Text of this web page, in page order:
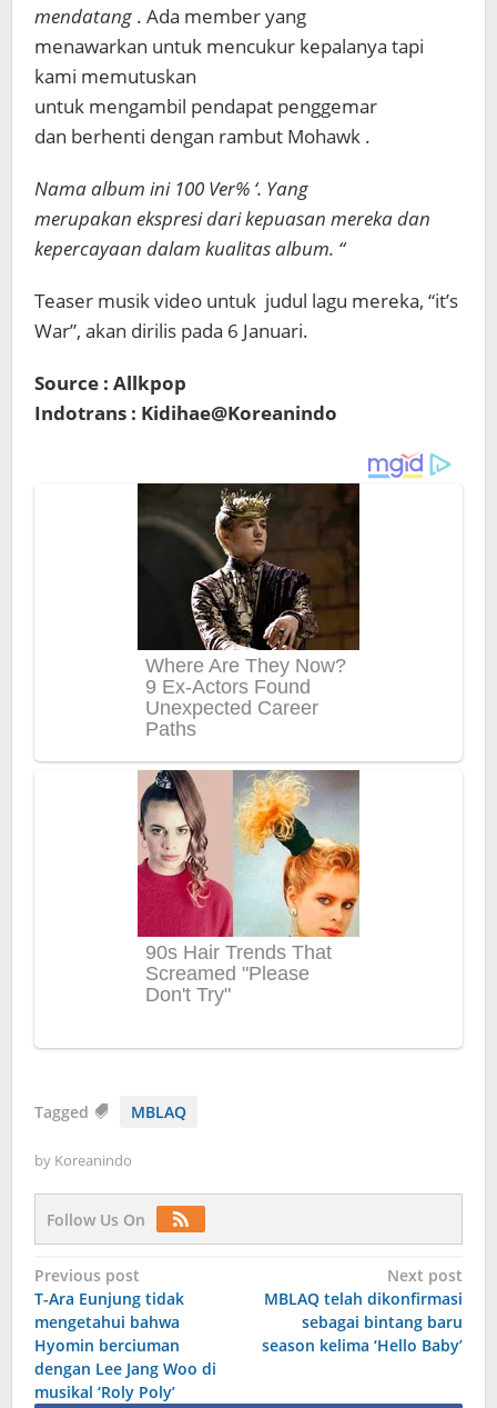
mendatang . Ada member yang
menawarkan untuk mencukur kepalanya tapi
kami memutuskan
untuk mengambil pendapat penggemar
dan berhenti dengan rambut Mohawk .
Nama album ini 100 Ver% ‘. Yang
merupakan ekspresi dari kepuasan mereka dan
kepercayaan dalam kualitas album. “
Teaser musik video untuk judul lagu mereka, “it’s
War”, akan dirilis pada 6 Januari.
Source : Allkpop
Indotrans : Kidihae@Koreanindo
Tagged MBLAQ
by Koreanindo
Follow Us On
Post
navigation
Previous post
T-Ara Eunjung tidak
mengetahui bahwa
Hyomin berciuman
dengan Lee Jang Woo di
musikal ‘Roly Poly’
Next post
MBLAQ telah dikonfirmasi
sebagai bintang baru
season kelima ‘Hello Baby’